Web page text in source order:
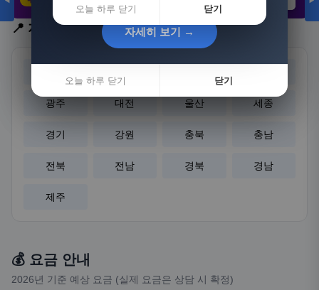
3,308원
📍 지역 선택
광주 대전 울산 세종
경기 강원 충북 충남
전북 전남 경북 경남
제주
💰 요금 안내
2026년 기준 예상 요금 (실제 요금은 상담 시 확정)
오늘 하루 닫기 닫기
자세히 보기 →
오늘 하루 닫기 닫기
자세히 보기 →
오늘 하루 닫기 닫기